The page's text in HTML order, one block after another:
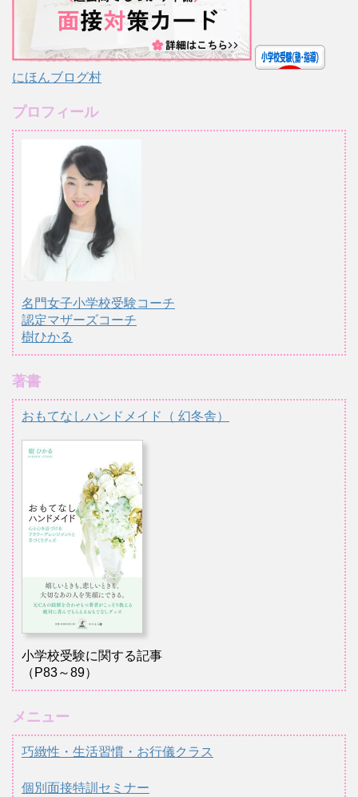
にほんブログ村
プロフィール
名門女子小学校受験コーチ
認定マザーズコーチ
樹ひかる
著書
おもてなしハンドメイド（ 幻冬舎）
小学校受験に関する記事
（P83～89）
メニュー
巧緻性・生活習慣・お行儀クラス
個別面接特訓セミナー